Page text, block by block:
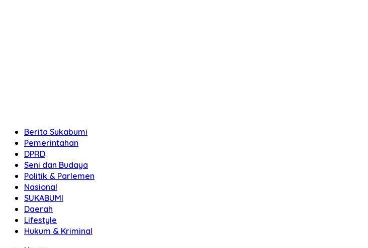
Berita Sukabumi
Pemerintahan
DPRD
Seni dan Budaya
Politik & Parlemen
Nasional
SUKABUMI
Daerah
Lifestyle
Hukum & Kriminal